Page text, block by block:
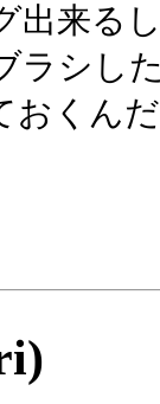
出来る
ラシし
おくん